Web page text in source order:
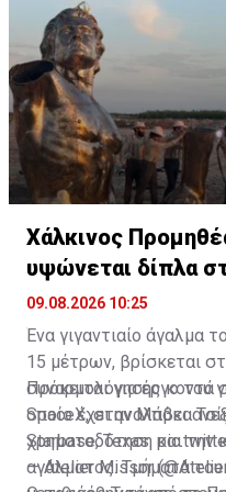
Χάλκινος
υψώνεται δίπλα
Έλον Μασκ
09.08.2026 10:25
Ένα γιγαντιαίο άγαλμα
15 μέτρων, βρίσκεται
συναρμολόγησης κοντά
SpaceX, στην Μπόκα
Πρόκειται για έργο του
οποίο έχει αναλάβει
χρηματοδότηση και την
αγάλματος. Τμήματά του
Starbase, Texas.
— Atelier Missor